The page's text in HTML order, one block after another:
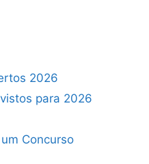
2026
para 2026
Concurso